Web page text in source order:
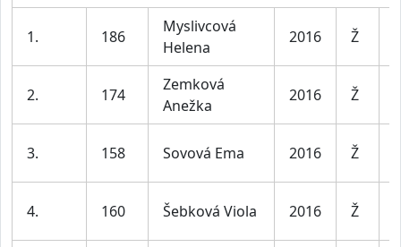
1. 186
Myslivcová
Helena
2016 Ž
2. 174
Zemková
Anežka
2016 Ž
3. 158 Sovová Ema 2016 Ž
4. 160 Šebková Viola 2016 Ž